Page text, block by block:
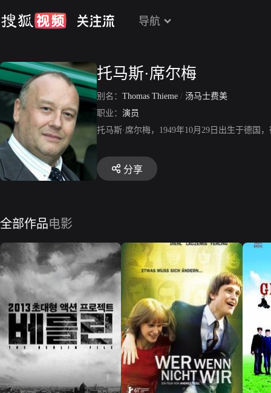
导航
托马斯·席尔梅
别名： Thomas Thieme / 汤马士费美
职业： 演员
托马斯·席尔梅，1949年10月29日出生于德国
分享
全部作品电影